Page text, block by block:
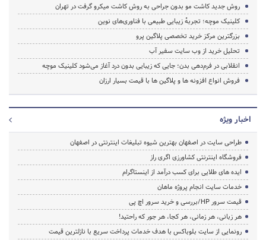
روش جدید کاشت مو بدون جراحی به روش کاشت میکرو گرفت در تهران
کلینیک موچه؛ تجربهٔ زیبایی طبیعی با فناوری‌های نوین
بزرگترین مرکز خرید تخصصی پلاگین پرو
تحلیل خرید از وب سایت سفیر آب
انقلابی در فرم‌دهی بدن؛ جایی که زیبایی بدون درد آغاز می‌شود کلینیک موچه
فروش انواع افزونه ها و پلاگین ها با قیمت بسیار ارزان
اخبار ویژه
طراحی سایت در اصفهان بهترین شیوه تبلیغات اینترنتی در اصفهان
فروشگاه اینترنتی کشاورزی اگری راز
ایده های طلایی برای کسب درآمد از اینستاگرام
خدمات سایت انجام پروژه ماهان
قیمت سرور HP/بررسی و خرید سرور اچ پی
هر زبانی، هر زمانی، هر کجا، هر جور که راحتید!
رونمایی از سایت بلوباکس با هدف خدمات پرداخت سریع با نازلترین قیمت